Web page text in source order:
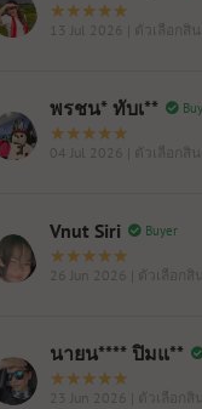
13 Jul 2026 | ตัวเลือกสิ
พรชน* ทับเ**
04 Jul 2026 | ตัวเลือกสิ
Vnut Siri Buyer
26 Jun 2026 | ตัวเลือก
นายน**** ปิมแ**
23 Jun 2026 | ตัวเลือก